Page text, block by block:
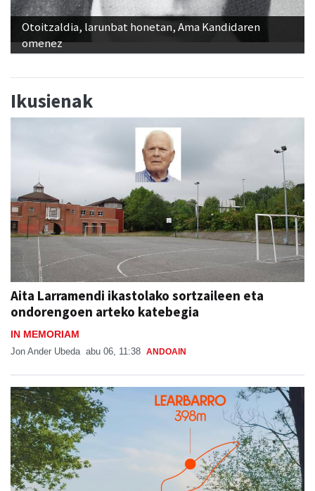
Otoitzaldia, larunbat honetan, Ama Kandidaren
omenez
Ikusienak
Aita Larramendi ikastolako sortzaileen eta
ondorengoen arteko katebegia
IN MEMORIAM
Jon Ander Ubeda abu 06, 11:38 ANDOAIN